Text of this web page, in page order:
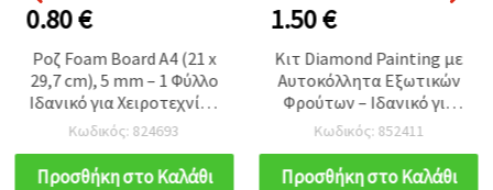
0.80 €
Ροζ Foam Board A4 (21 x
29,7 cm), 5 mm – 1 Φύλλο
Ιδανικό για Χειροτεχνίες,
Μακέτες, Παρουσιάσεις &
DIY Κατασκευές EM ART
Κωδικός: 824693
Προσθήκη στο Καλάθι
1.50 €
Κιτ Diamond Painting με
Αυτοκόλλητα Εξωτικών
Φρούτων – Ιδανικό για
Παιδιά, Καλοκαιρινές
Χειροτεχνίες και
Δημιουργική Διασκέδαση
Κωδικός: 852411
Προσθήκη στο Καλάθι